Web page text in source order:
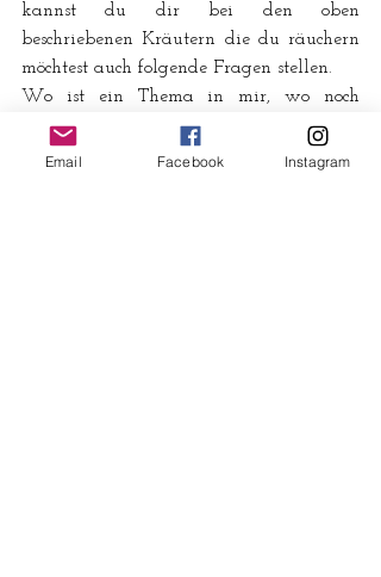
kannst du dir bei den oben
beschriebenen Kräutern die du räuchern
möchtest auch folgende Fragen stellen.
Wo ist ein Thema in mir, wo noch
völlige Dunkelheit herrscht?
Was will ans Licht gebracht werden?
Email Facebook Instagram